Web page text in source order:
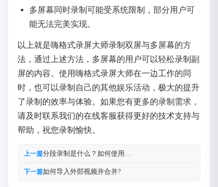
多屏幕同时录制可能受系统限制，部分用户可
能无法完美实现。
以上就是嗨格式录屏大师录制双屏与多屏幕的方
法，通过上述方法，多屏幕的用户可以轻松录制副
屏的内容。使用嗨格式录屏大师在一边工作的同
时，也可以录制自己的其他娱乐活动，极大的提升
了录制的效率与体验。如果您有更多的录制需求，
请及时联系我们的在线客服获得更好的技术支持与
帮助，祝您录制愉快。
上一篇分段录制是什么？如何使用…
下一篇如何导入外部视频并合并?